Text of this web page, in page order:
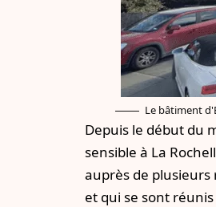
Le bâtiment
Depuis le début du
sensible à La
auprès de plusieurs
et qui se sont